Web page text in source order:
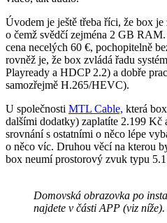
Úvodem je ještě třeba říci, že box
o čemž svědčí zejména 2 GB
cena necelých 60 €, pochopitelně
rovněž je, že box zvládá řadu
Playready a HDCP 2.2) a dobře
samozřejmě H.265/HEVC).
U společnosti MTL Cable, která
dalšími dodatky) zaplatíte 2.199 Kč
srovnání s ostatními o něco lépe
o něco víc. Druhou věcí na kterou
box neumí prostorový zvuk typu
Domovská obrazovka po
najdete v části APP (viz níže).